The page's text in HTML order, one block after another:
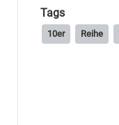
Tags
10er Reihe